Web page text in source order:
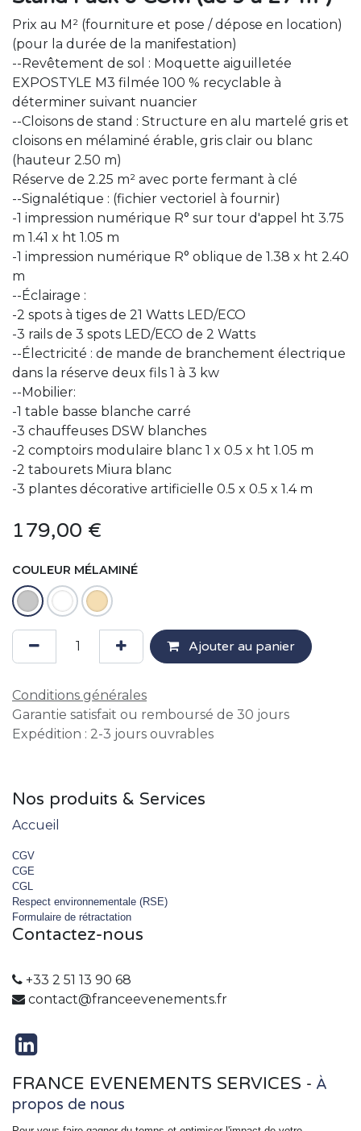
Prix au M² (fourniture et pose / dépose en location)
(pour la durée de la manifestation)
--Revêtement de sol : Moquette aiguilletée
EXPOSTYLE M3 filmée 100 % recyclable à
déterminer suivant nuancier
--Cloisons de stand : Structure en alu martelé gris et
cloisons en mélaminé érable, gris clair ou blanc
(hauteur 2.50 m)
Réserve de 2.25 m² avec porte fermant à clé
--Signalétique : (fichier vectoriel à fournir)
-1 impression numérique R° sur tour d'appel ht 3.75
m 1.41 x ht 1.05 m
-1 impression numérique R° oblique de 1.38 x ht 2.40
m
--Éclairage :
-2 spots à tiges de 21 Watts LED/ECO
-3 rails de 3 spots LED/ECO de 2 Watts
--Électricité : de mande de branchement électrique
dans la réserve deux fils 1 à 3 kw
--Mobilier:
-1 table basse blanche carré
-3 chauffeuses DSW blanches
-2 comptoirs modulaire blanc 1 x 0.5 x ht 1.05 m
-2 tabourets Miura blanc
-3 plantes décorative artificielle 0.5 x 0.5 x 1.4 m
179,00 €
COULEUR MÉLAMINÉ
Ajouter au panier
Conditions générales
Garantie satisfait ou remboursé de 30 jours
Expédition : 2-3 jours ouvrables
Nos produits & Services
Accueil
CGV
CGE
CGL
Respect environnementale (RSE)
Formulaire de rétractation
Contactez-nous
+33 2 51 13 90 68
contact@franceevenements.fr
FRANCE EVENEMENTS SERVICES - À
propos de nous